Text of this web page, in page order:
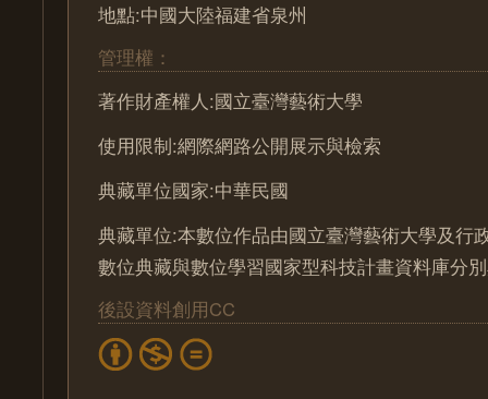
地點:中國大陸福建省泉州
管理權：
著作財產權人:國立臺灣藝術大學
使用限制:網際網路公開展示與檢索
典藏單位國家:中華民國
典藏單位:本數位作品由國立臺灣藝術大學及行
數位典藏與數位學習國家型科技計畫資料庫分
後設資料創用CC